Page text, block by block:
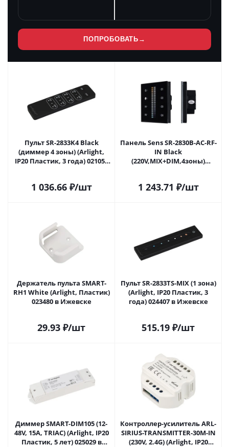
ПОПРОБОВАТЬ →
Пульт SR-2833K4 Black
(диммер 4 зоны) (Arlight,
IP20 Пластик, 3 года) 021057
1 036.66₽/шт
Панель Sens SR-2830B-AC-RF-
IN Black
(220V,MIX+DIM,4зоны)
1 243.71 ₽/шт
Держатель пульта SMART-
RH1 White (Arlight, Пластик)
023480 в Ижевске
29.93 ₽/шт
Пульт SR-2833TS-MIX (1 зона)
(Arlight, IP20 Пластик, 3
года) 024407 в Ижевске
515.19 ₽/шт
Диммер SMART-DIM105 (12-
48V, 15A, TRIAC) (Arlight, IP20
Пластик, 5 лет) 025029 в
Контроллер-усилитель ARL-
SIRIUS-TRANSMITTER-30M-IN
(230V, 2.4G) (Arlight, IP20